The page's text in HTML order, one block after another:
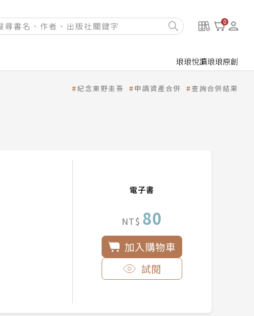
0
琅琅悅讀琅琅原創
紀念東野圭吾 申請資產合併 查詢合併結果
電子書
NT$ 80
加入購物車
試閱